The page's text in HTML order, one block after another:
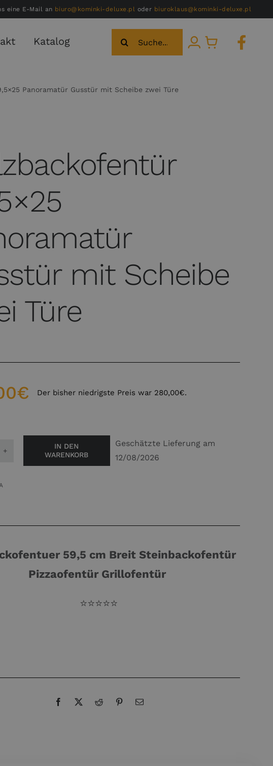
eine E-Mail an biuro@kominki-deluxe.pl oder biuroklaus@kominki-deluxe.pl
Katalog
nach:
Panoramatür Gusstür mit Scheibe zwei Türe
mit Scheibe
Türe
€ Der bisher niedrigste Preis war 280,00€.
IN DEN
WARENKORB
Geschätzte Lieferung am
12/08/2026
59,5 cm Breit Steinbackofentür
Pizzaofentür Grillofentür
⭐️⭐️⭐️⭐️⭐